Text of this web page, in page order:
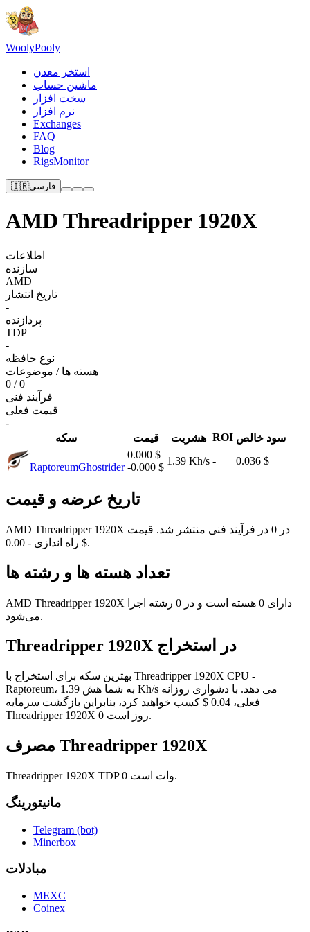
WoolyPooly
استخر معدن
ماشین حساب
سخت افزار
نرم افزار
Exchanges
FAQ
Blog
RigsMonitor
🇮🇷فارسی
AMD Threadripper 1920X
اطلاعات
سازنده
AMD
تاریخ انتشار
-
پردازنده
TDP
-
نوع حافظه
هسته ها / موضوعات
0 / 0
فرآیند فنی
قیمت فعلی
-
سکه
قیمت هشریت ROI سود خالص
RaptoreumGhostrider
0.000 $
-0.000 $
1.39 Kh/s - 0.036 $
تاریخ عرضه و قیمت
AMD Threadripper 1920X در 0 در فرآیند فنی منتشر شد. قیمت
راه اندازی - 0.00 $.
تعداد هسته ها و رشته ها
AMD Threadripper 1920X دارای 0 هسته است و در 0 رشته اجرا
می‌شود.
Threadripper 1920X در استخراج
بهترین سکه برای استخراج با Threadripper 1920X CPU -
Raptoreum، به شما هش 1.39 Kh/s می دهد. با دشواری روزانه
فعلی، 0.04 $ کسب خواهید کرد، بنابراین بازگشت سرمایه
Threadripper 1920X 0 روز است.
مصرف Threadripper 1920X
Threadripper 1920X TDP 0 وات است.
مانیتورینگ
Telegram (bot)
Minerbox
مبادلات
MEXC
Coinex